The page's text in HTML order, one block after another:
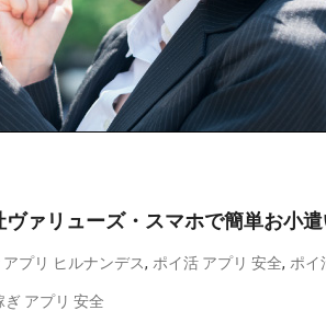
ァリューズ・スマホで簡単お小遣
アプリ ヒルナンデス, ポイ活 アプリ 安全, ポイ
ぎ アプリ 安全